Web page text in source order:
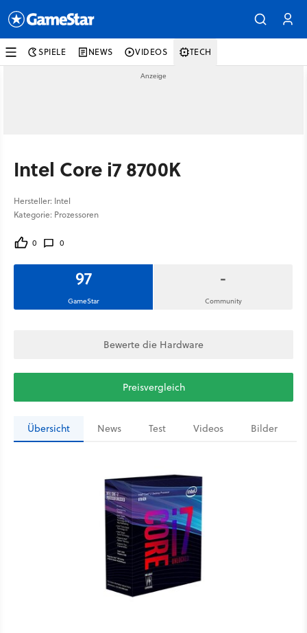
SPIELE NEWS VIDEOS TECH
Intel Core i7 8700K
Hersteller: Intel
Kategorie: Prozessoren
0 0
97
GameStar
-
Community
Bewerte die Hardware
Preisvergleich
Übersicht News Test Videos Bilder